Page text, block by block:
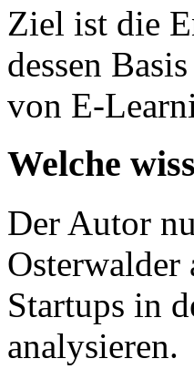
Ziel ist die
dessen
von E-
Welche
Der Autor
Startups in
analysieren.